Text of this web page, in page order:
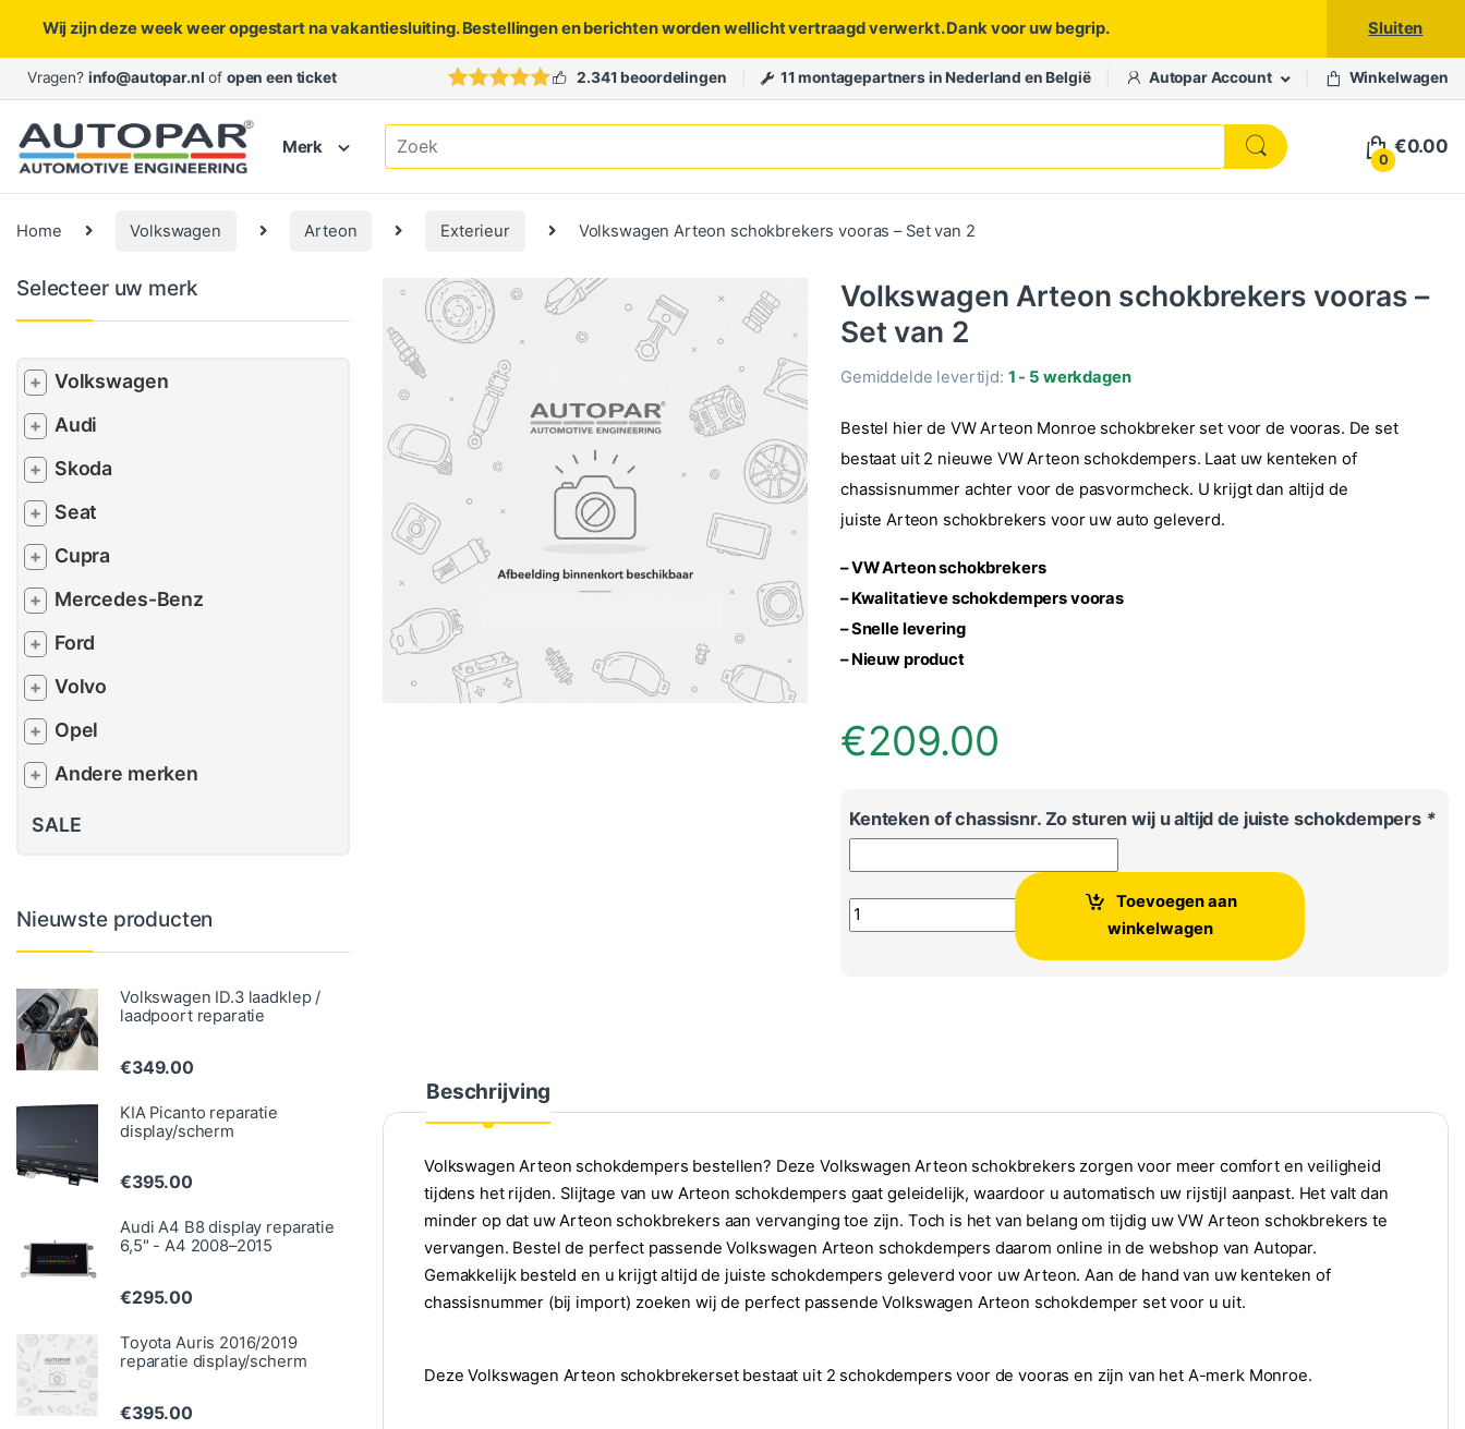
Wij zijn deze week weer opgestart na vakantiesluiting. Bestellingen en berichten worden wellicht vertraagd verwerkt. Dank voor uw begrip. Sluiten
Skip to navigation
Skip to content
Vragen? info@autopar.nl of open een ticket 2.341 beoordelingen 11 montagepartners in Nederland en België Autopar Account Winkelwagen
Merk
Search for:
0
€0.00
Home Volkswagen Arteon Exterieur Volkswagen Arteon schokbrekers vooras – Set van 2
Volkswagen Arteon schokbrekers vooras –
Set van 2
Gemiddelde levertijd: 1 - 5 werkdagen
Bestel hier de VW Arteon Monroe schokbreker set voor de vooras. De set
bestaat uit 2 nieuwe VW Arteon schokdempers. Laat uw kenteken of
chassisnummer achter voor de pasvormcheck. U krijgt dan altijd de
juiste Arteon schokbrekers voor uw auto geleverd.
– VW Arteon schokbrekers
– Kwalitatieve schokdempers vooras
– Snelle levering
– Nieuw product
€209.00
Kenteken of chassisnr. Zo sturen wij u altijd de juiste schokdempers *
Volkswagen Arteon schokbrekers vooras - Set van 2 aantal
Toevoegen aan
winkelwagen
Beschrijving
Volkswagen Arteon schokdempers bestellen? Deze Volkswagen Arteon schokbrekers zorgen voor meer comfort en veiligheid
tijdens het rijden. Slijtage van uw Arteon schokdempers gaat geleidelijk, waardoor u automatisch uw rijstijl aanpast. Het valt dan
minder op dat uw Arteon schokbrekers aan vervanging toe zijn. Toch is het van belang om tijdig uw VW Arteon schokbrekers te
vervangen. Bestel de perfect passende Volkswagen Arteon schokdempers daarom online in de webshop van Autopar.
Gemakkelijk besteld en u krijgt altijd de juiste schokdempers geleverd voor uw Arteon. Aan de hand van uw kenteken of
chassisnummer (bij import) zoeken wij de perfect passende Volkswagen Arteon schokdemper set voor u uit.
Deze Volkswagen Arteon schokbrekerset bestaat uit 2 schokdempers voor de vooras en zijn van het A-merk Monroe.
Selecteer uw merk
+ Volkswagen
+ Audi
+ Skoda
+ Seat
+ Cupra
+ Mercedes-Benz
+ Ford
+ Volvo
+ Opel
+ Andere merken
SALE
Nieuwste producten
Volkswagen ID.3 laadklep /
laadpoort reparatie
€349.00
KIA Picanto reparatie
display/scherm
€395.00
Audi A4 B8 display reparatie
6,5" - A4 2008–2015
€295.00
Toyota Auris 2016/2019
reparatie display/scherm
€395.00